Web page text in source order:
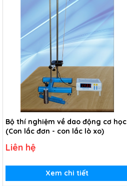
Bộ thí nghiệm về dao động cơ học
(Con lắc đơn - con lắc lò xo)
Liên hệ
Xem chi tiết